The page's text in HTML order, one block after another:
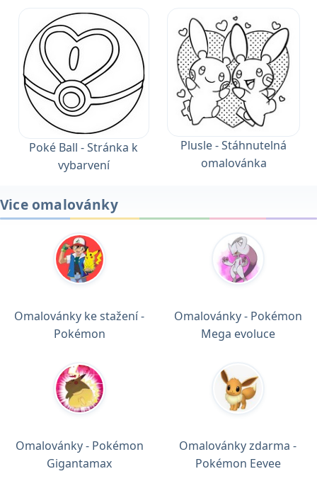
Poké Ball - Stránka k
vybarvení
Plusle - Stáhnutelná
omalovánka
Vice omalovánky
Omalovánky ke stažení -
Pokémon
Omalovánky - Pokémon
Mega evoluce
Omalovánky - Pokémon
Gigantamax
Omalovánky zdarma -
Pokémon Eevee